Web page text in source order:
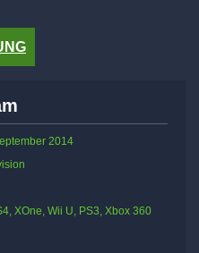
2014
XOne, Wii U, PS3, Xbox 360